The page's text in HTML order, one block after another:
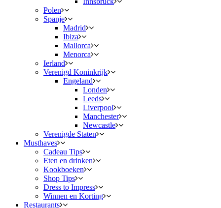
Polen
Spanje
Madrid
Ibiza
Mallorca
Menorca
Ierland
Verenigd Koninkrijk
Engeland
Londen
Leeds
Liverpool
Manchester
Newcastle
Verenigde Staten
Musthaves
Cadeau Tips
Eten en drinken
Kookboeken
Shop Tips
Dress to Impress
Winnen en Korting
Restaurants